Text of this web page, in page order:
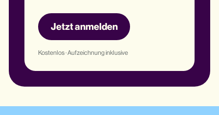
Jetzt anmelden
Kostenlos · Aufzeichnung inklusive